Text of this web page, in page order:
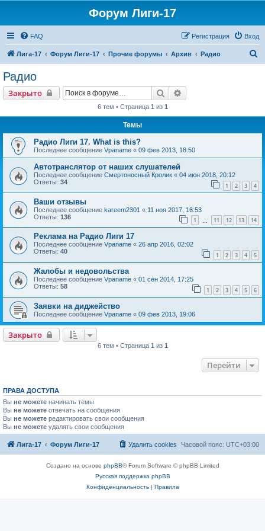
Форум Лиги-17
FAQ Вход
Регистрация
Лига-17 Форум Лиги-17 Прочие форумы Архив Радио
Радио
Закрыто Поиск
6 тем • Страница 1 из 1
Темы
Радио Лиги 17. What is this?
Последнее сообщение Vpaname « 09 фев 2013, 18:50
Автотранслятор от наших слушателей
Последнее сообщение Смертоносный Кролик « 04 июн 2018, 20:12
Ответы: 34 1 2 3 4
Ваши отзывы
Последнее сообщение kareem2301 « 11 ноя 2017, 16:53
Ответы: 136 1 11 12 13 14
Реклама на Радио Лиги 17
Последнее сообщение Vpaname « 26 апр 2016, 02:02
Ответы: 40 1 2 3 4 5
Жалобы и недовольства
Последнее сообщение Vpaname « 01 сен 2014, 17:25
Ответы: 58 1 2 3 4 5 6
Заявки на диджейство
Последнее сообщение Vpaname « 09 фев 2013, 19:06
Закрыто
6 тем • Страница 1 из 1
Перейти
ПРАВА ДОСТУПА
Вы не можете начинать темы
Вы не можете отвечать на сообщения
Вы не можете редактировать свои сообщения
Вы не можете удалять свои сообщения
Лига-17 Форум Лиги-17 Часовой пояс: UTC+03:00
Удалить cookies
Создано на основе phpBB® Forum Software © phpBB Limited
Русская поддержка phpBB
Конфиденциальность| Правила